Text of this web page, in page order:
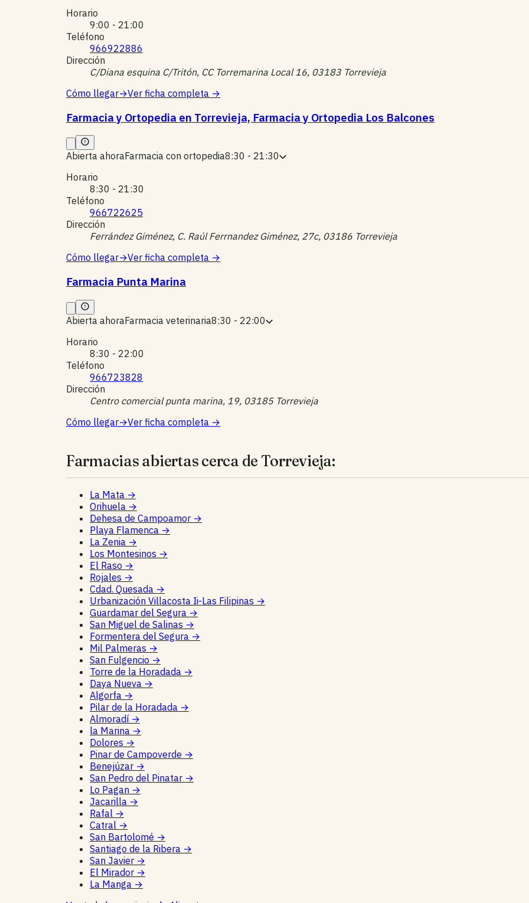
Horario
9:00 - 21:00
Teléfono
966922886
Dirección
C/Diana esquina C/Tritón, CC Torremarina Local 16, 03183 Torrevieja
Cómo llegar→Ver ficha completa →
Farmacia y Ortopedia en Torrevieja, Farmacia y Ortopedia Los Balcones
Abierta ahoraFarmacia con ortopedia8:30 - 21:30
Horario
8:30 - 21:30
Teléfono
966722625
Dirección
Ferrández Giménez, C. Raúl Ferrnandez Giménez, 27c, 03186 Torrevieja
Cómo llegar→Ver ficha completa →
Farmacia Punta Marina
Abierta ahoraFarmacia veterinaria8:30 - 22:00
Horario
8:30 - 22:00
Teléfono
966723828
Dirección
Centro comercial punta marina, 19, 03185 Torrevieja
Cómo llegar→Ver ficha completa →
Farmacias abiertas cerca de Torrevieja:
La Mata →
Orihuela →
Dehesa de Campoamor →
Playa Flamenca →
La Zenia →
Los Montesinos →
El Raso →
Rojales →
Cdad. Quesada →
Urbanización Villacosta Ii-Las Filipinas →
Guardamar del Segura →
San Miguel de Salinas →
Formentera del Segura →
Mil Palmeras →
San Fulgencio →
Torre de la Horadada →
Daya Nueva →
Algorfa →
Pilar de la Horadada →
Almoradí →
la Marina →
Dolores →
Pinar de Campoverde →
Benejúzar →
San Pedro del Pinatar →
Lo Pagan →
Jacarilla →
Rafal →
Catral →
San Bartolomé →
Santiago de la Ribera →
San Javier →
El Mirador →
La Manga →